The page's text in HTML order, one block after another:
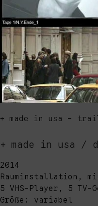
made in usa -
made in usa /
2014
Rauminstallation,
5 VHS-Player, 5
Größe: variabel